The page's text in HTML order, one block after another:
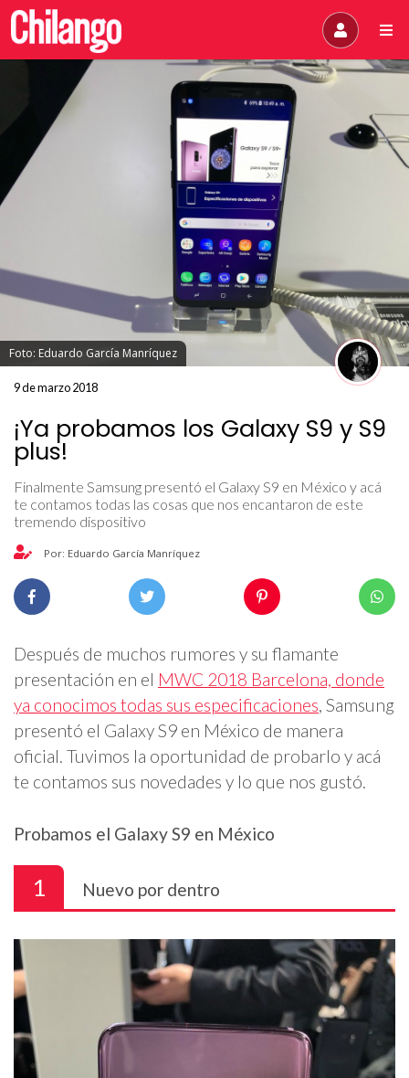
Foto: Eduardo García Manríquez
9 de marzo 2018
¡Ya probamos los Galaxy S9 y S9
plus!
Finalmente Samsung presentó el Galaxy S9 en México y acá
te contamos todas las cosas que nos encantaron de este
tremendo dispositivo
Por: Eduardo García Manríquez
Después de muchos rumores y su flamante
presentación en el MWC 2018 Barcelona, donde
ya conocimos todas sus especificaciones, Samsung
presentó el Galaxy S9 en México de manera
oficial. Tuvimos la oportunidad de probarlo y acá
te contamos sus novedades y lo que nos gustó.
Probamos el Galaxy S9 en México
1 Nuevo por dentro